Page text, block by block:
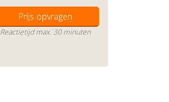
Prijs opvragen
Reactietijd max. 30 minuten